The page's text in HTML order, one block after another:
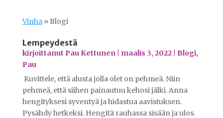
Vinha» Blogi
Lempeydestä
kirjoittanut Pau Kettunen| maalis 3, 2022| Blogi,
Pau
Kuvittele, että alusta jolla olet on pehmeä. Niin
pehmeä, että siihen painautuu kehosi jälki. Anna
hengityksesi syventyä ja hidastua aavistuksen.
Pysähdy hetkeksi. Hengitä rauhassa sisään ja ulos.